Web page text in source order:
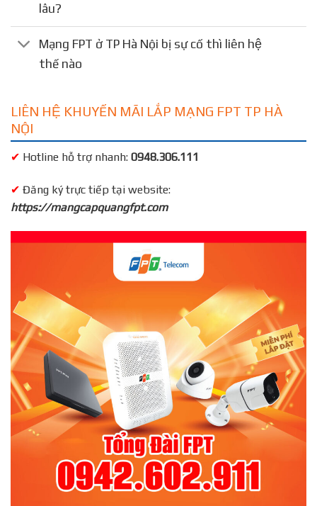
lâu?
Mạng FPT ở TP Hà Nội bị sự cố thì liên hệ
thế nào
LIÊN HỆ KHUYẾN MÃI LẮP MẠNG FPT TP HÀ
NỘI
✔ Hotline hỗ trợ nhanh: 0948.306.111
✔ Đăng ký trực tiếp tại website:
https://mangcapquangfpt.com